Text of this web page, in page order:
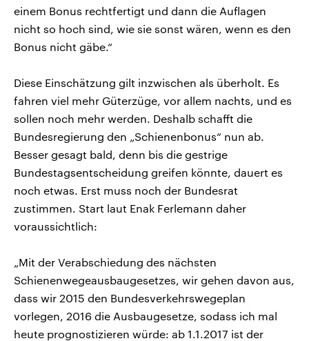
einem Bonus rechtfertigt und dann die Auflagen
nicht so hoch sind, wie sie sonst wären, wenn es den
Bonus nicht gäbe.“
Diese Einschätzung gilt inzwischen als überholt. Es
fahren viel mehr Güterzüge, vor allem nachts, und es
sollen noch mehr werden. Deshalb schafft die
Bundesregierung den „Schienenbonus“ nun ab.
Besser gesagt bald, denn bis die gestrige
Bundestagsentscheidung greifen könnte, dauert es
noch etwas. Erst muss noch der Bundesrat
zustimmen. Start laut Enak Ferlemann daher
voraussichtlich:
„Mit der Verabschiedung des nächsten
Schienenwegeausbaugesetzes, wir gehen davon aus,
dass wir 2015 den Bundesverkehrswegeplan
vorlegen, 2016 die Ausbaugesetze, sodass ich mal
heute prognostizieren würde: ab 1.1.2017 ist der